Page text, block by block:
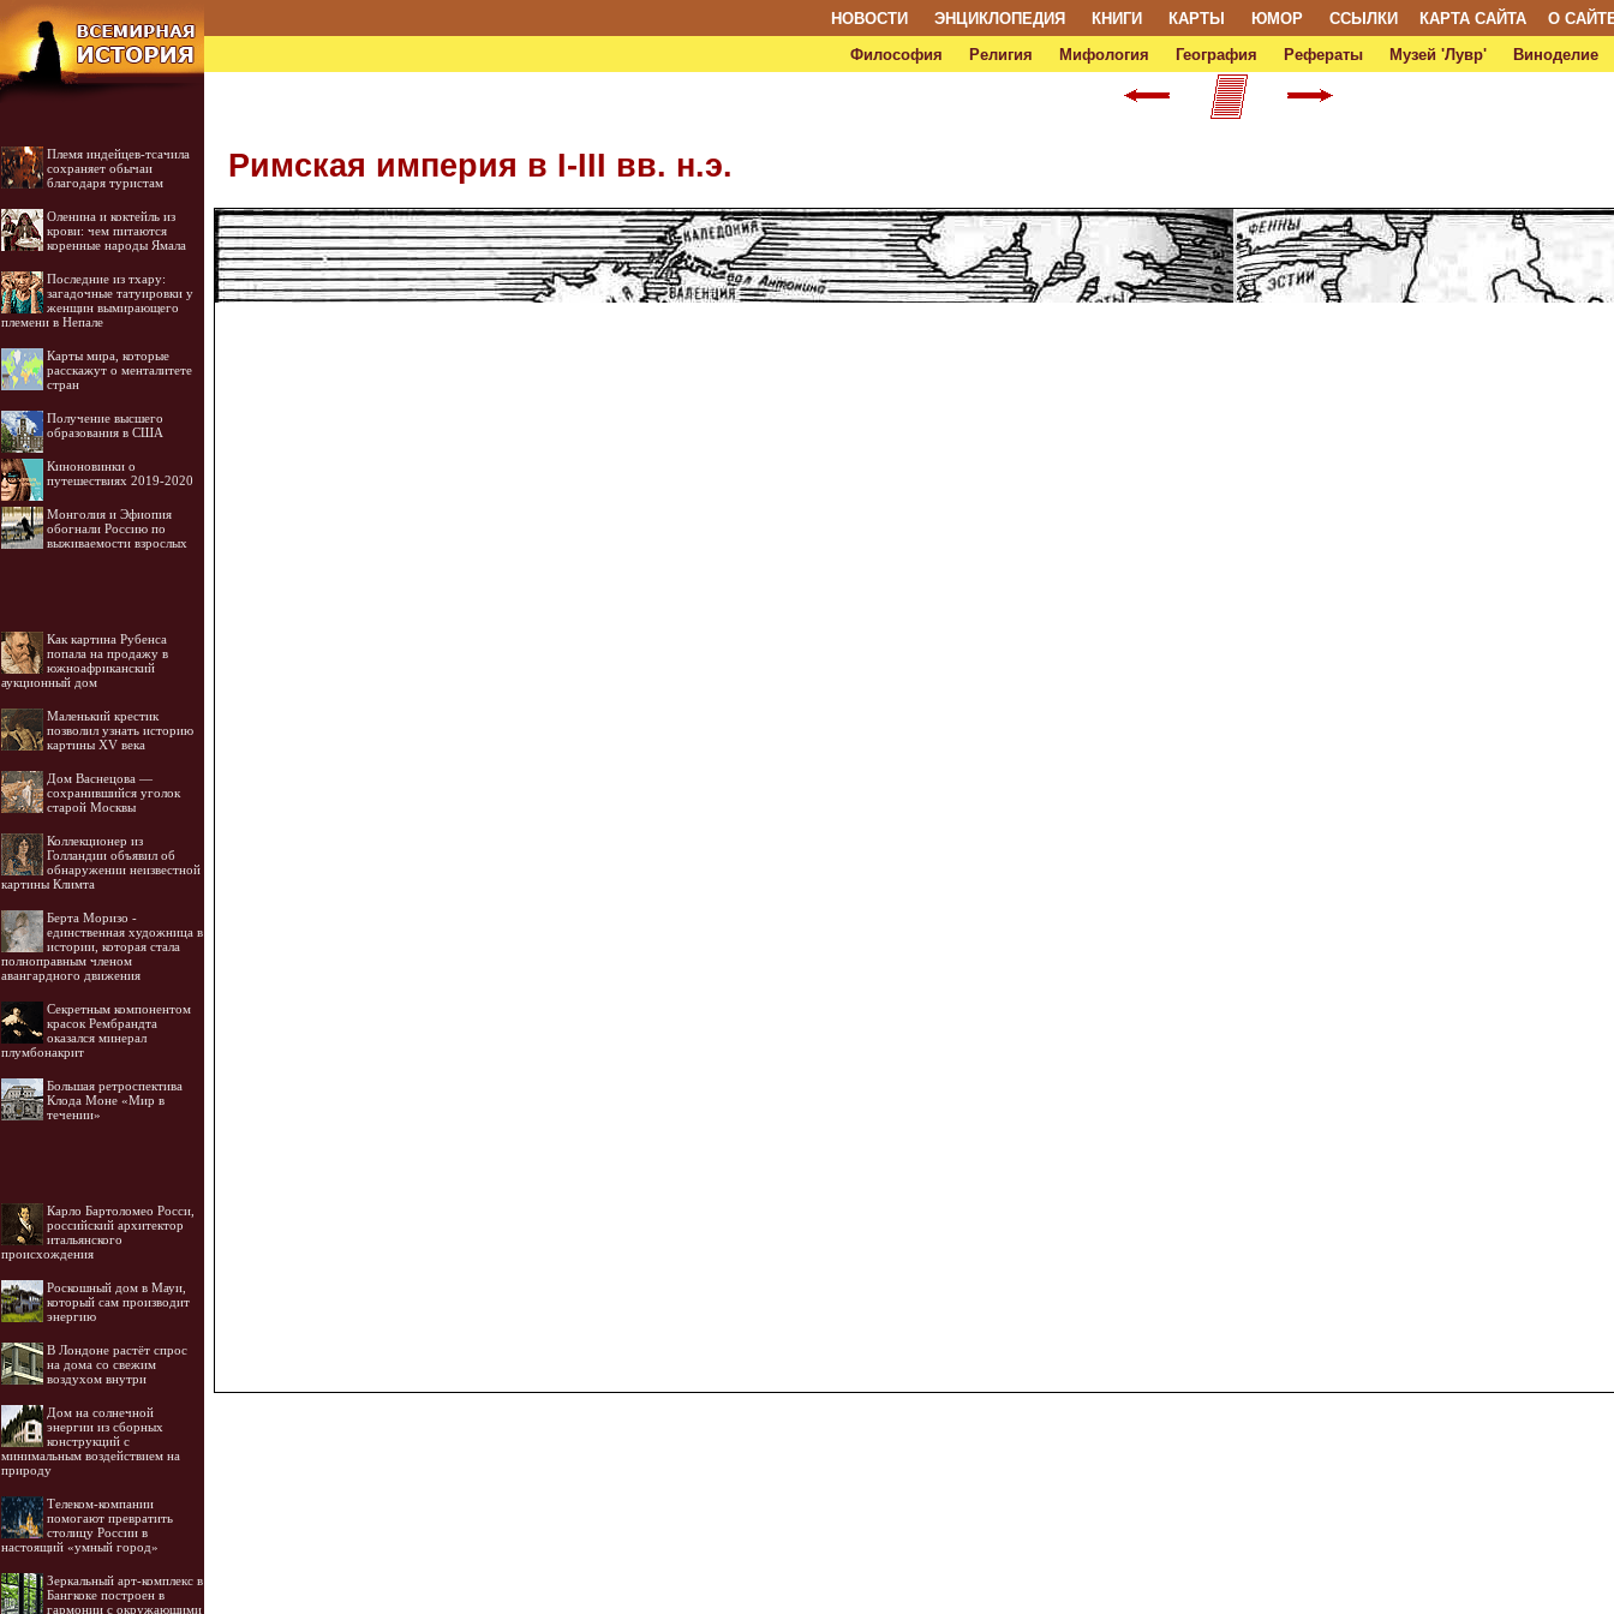
НОВОСТИ ЭНЦИКЛОПЕДИЯ КНИГИ КАРТЫ ЮМОР ССЫЛКИ КАРТА САЙТА
О
Философия
Религия Мифология География Рефераты Музей 'Лувр' Виноделие
Племя индейцев-тсачила
сохраняет обычаи
благодаря туристам
Оленина и коктейль из
крови: чем питаются
коренные народы Ямала
Последние из тхару:
загадочные татуировки у
женщин вымирающего
племени в Непале
Карты мира, которые
расскажут о менталитете
стран
Получение высшего
образования в США
Киноновинки о
путешествиях 2019-2020
Монголия и Эфиопия
обогнали Россию по
выживаемости взрослых
Как картина Рубенса
попала на продажу в
южноафриканский
аукционный дом
Маленький крестик
позволил узнать историю
картины XV века
Дом Васнецова —
сохранившийся уголок
старой Москвы
Коллекционер из
Голландии объявил об
обнаружении неизвестной
картины Климта
Берта Моризо -
единственная художница в
истории, которая стала
полноправным членом
авангардного движения
Секретным компонентом
красок Рембрандта
оказался минерал
плумбонакрит
Большая ретроспектива
Клода Моне «Мир в
течении»
Карло Бартоломео Росси,
российский архитектор
итальянского
происхождения
Роскошный дом в Мауи,
который сам производит
энергию
В Лондоне растёт спрос
на дома со свежим
воздухом внутри
Дом на солнечной
энергии из сборных
конструкций с
минимальным воздействием на
природу
Телеком-компании
помогают превратить
столицу России в
настоящий «умный город»
Зеркальный арт-комплекс в
Бангкоке построен в
гармонии с окружающими
Римская империя в I-III вв. н.э.